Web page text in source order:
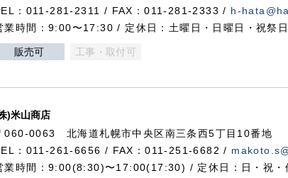
：011-281-2311 / FAX：011-281-2333 / h-
業時間：9:00〜17:30 / 定休日：土曜日・日曜日・祝祭日
販売可 工事・取付可
)米山商店
060-0063 北海道札幌市中央区南三条西5丁目10番地
：011-261-6656 / FAX：011-251-6682 /
業時間：9:00(8:30)〜17:00(17:30) / 定休日：日・祝・